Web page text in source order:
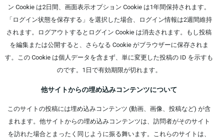
ン Cookie は2日間、画面表示オプション Cookie は1年間保持されます。
「ログイン状態を保存する」を選択した場合、ログイン情報は2週間維持
されます。ログアウトするとログイン Cookie は消去されます。もし投稿
を編集または公開すると、さらなる Cookie がブラウザーに保存されま
す。この Cookie は個人データを含まず、単に変更した投稿の ID を示すも
のです。1日で有効期限が切れます。
他サイトからの埋め込みコンテンツについて
このサイトの投稿には埋め込みコンテンツ (動画、画像、投稿など) が含
まれます。他サイトからの埋め込みコンテンツは、訪問者がそのサイト
を訪れた場合とまったく同じように振る舞います。これらのサイトは、